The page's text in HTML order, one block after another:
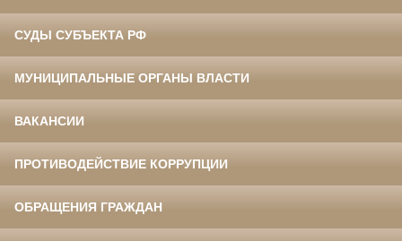
СУДЫ СУБЪЕКТА РФ
МУНИЦИПАЛЬНЫЕ ОРГАНЫ ВЛАСТИ
ВАКАНСИИ
ПРОТИВОДЕЙСТВИЕ КОРРУПЦИИ
ОБРАЩЕНИЯ ГРАЖДАН